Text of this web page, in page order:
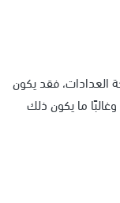
العدادات، فقد يكون
ما يكون ذلك